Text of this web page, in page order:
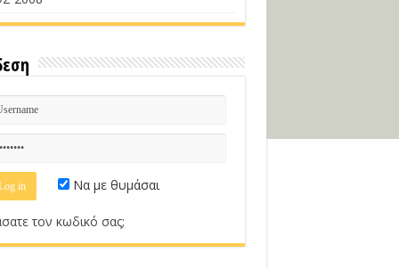
Να με θυμάσαι
τον κωδικό σας;